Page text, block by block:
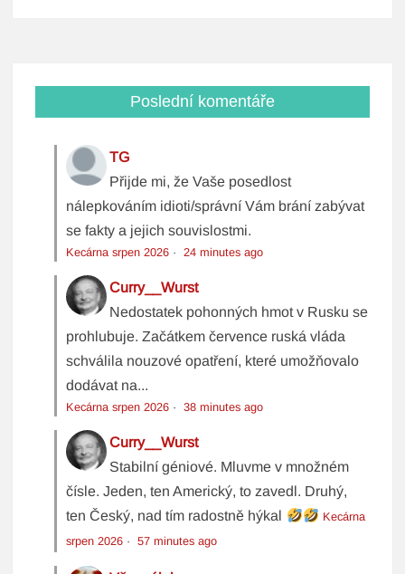
Poslední komentáře
TG
Přijde mi, že Vaše posedlost
nálepkováním idioti/správní Vám brání zabývat
se fakty a jejich souvislostmi.
Kecárna srpen 2026 ·24 minutes ago
Curry__Wurst
Nedostatek pohonných hmot v Rusku se
prohlubuje. Začátkem července ruská vláda
schválila nouzové opatření, které umožňovalo
dodávat na...
Kecárna srpen 2026 ·38 minutes ago
Curry__Wurst
Stabilní géniové. Mluvme v množném
čísle. Jeden, ten Americký, to zavedl. Druhý,
ten Český, nad tím radostně hýkal
Kecárna
srpen 2026 ·57 minutes ago